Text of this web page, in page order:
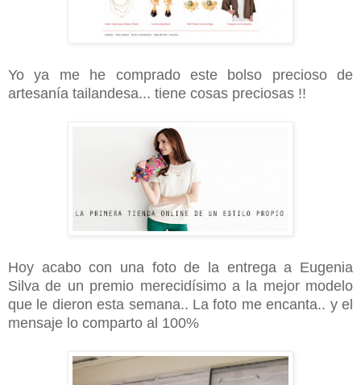
Yo ya me he comprado este bolso precioso de
artesanía tailandesa... tiene cosas preciosas !!
Hoy acabo con una foto de la entrega a Eugenia
Silva de un premio merecidísimo a la mejor modelo
que le dieron esta semana.. La foto me encanta.. y el
mensaje lo comparto al 100%